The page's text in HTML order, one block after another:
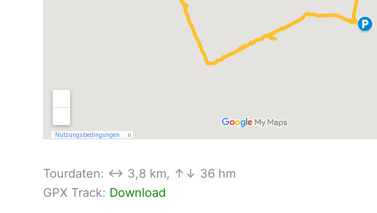
Tourdaten: ↔ 3,8 km, ↑↓ 36 hm
GPX Track: Download